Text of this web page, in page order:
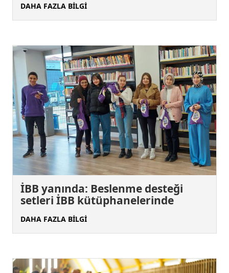
DAHA FAZLA BİLGİ
İBB yanında: Beslenme desteği
setleri İBB kütüphanelerinde
DAHA FAZLA BİLGİ